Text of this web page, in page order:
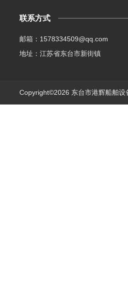
联系方式
邮箱：1578334509@qq.com
地址：江苏省东台市新街镇
Copyright©2026 东台市港辉船舶